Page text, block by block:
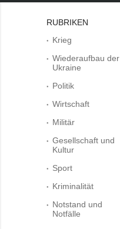
RUBRIKEN
Krieg
Wiederaufbau der
Ukraine
Politik
Wirtschaft
Militär
Gesellschaft und
Kultur
Sport
Kriminalität
Notstand und
Notfälle